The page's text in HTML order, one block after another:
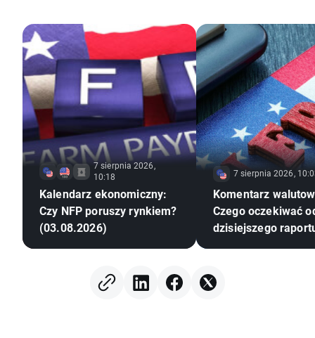
7 sierpnia 2026,
10:18
Kalendarz ekonomiczny:
Czy NFP poruszy rynkiem?
(03.08.2026)
7 sierpnia 2026,
Komentarz
Czego oczekiwać
dzisiejszego